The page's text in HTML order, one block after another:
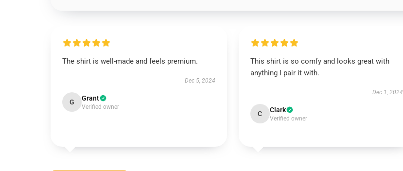
The shirt is well-made and feels premium.
Dec 5, 2024
G Grant
Verified owner
This shirt is so comfy and looks great with
anything I pair it with.
Dec 1, 2024
C Clark
Verified owner